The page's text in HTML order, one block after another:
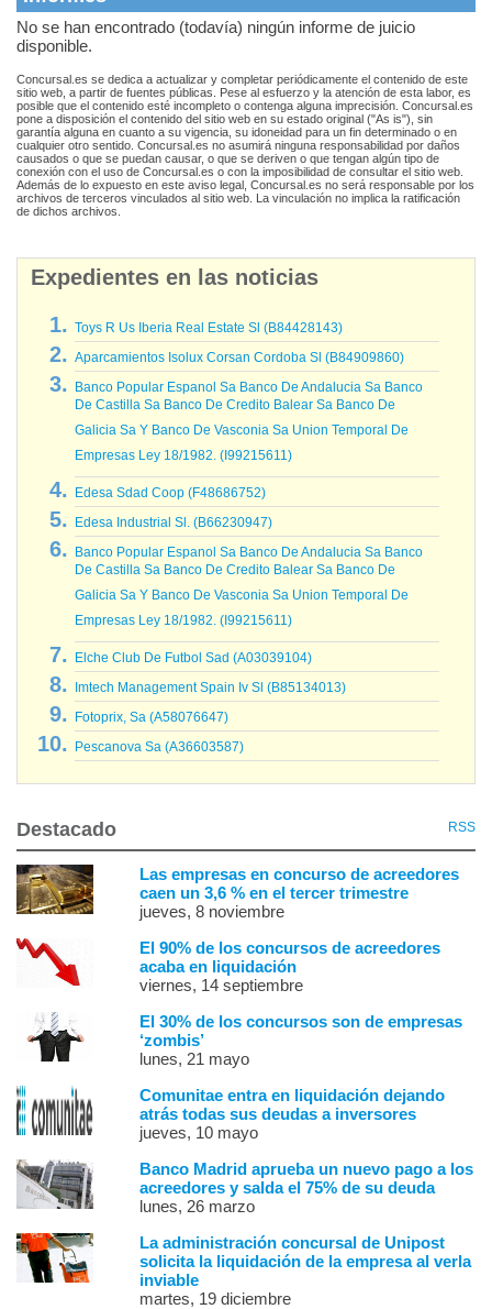
No se han encontrado (todavía) ningún informe de juicio
disponible.
Concursal.es se dedica a actualizar y completar periódicamente el contenido de este
sitio web, a partir de fuentes públicas. Pese al esfuerzo y la atención de esta labor, es
posible que el contenido esté incompleto o contenga alguna imprecisión. Concursal.es
pone a disposición el contenido del sitio web en su estado original ("As is"), sin
garantía alguna en cuanto a su vigencia, su idoneidad para un fin determinado o en
cualquier otro sentido. Concursal.es no asumirá ninguna responsabilidad por daños
causados o que se puedan causar, o que se deriven o que tengan algún tipo de
conexión con el uso de Concursal.es o con la imposibilidad de consultar el sitio web.
Además de lo expuesto en este aviso legal, Concursal.es no será responsable por los
archivos de terceros vinculados al sitio web. La vinculación no implica la ratificación
de dichos archivos.
Expedientes en las noticias
Toys R Us Iberia Real Estate Sl (B84428143)
Aparcamientos Isolux Corsan Cordoba Sl (B84909860)
Banco Popular Espanol Sa Banco De Andalucia Sa Banco
De Castilla Sa Banco De Credito Balear Sa Banco De
Galicia Sa Y Banco De Vasconia Sa Union Temporal De
Empresas Ley 18/1982. (I99215611)
Edesa Sdad Coop (F48686752)
Edesa Industrial Sl. (B66230947)
Banco Popular Espanol Sa Banco De Andalucia Sa Banco
De Castilla Sa Banco De Credito Balear Sa Banco De
Galicia Sa Y Banco De Vasconia Sa Union Temporal De
Empresas Ley 18/1982. (I99215611)
Elche Club De Futbol Sad (A03039104)
Imtech Management Spain Iv Sl (B85134013)
Fotoprix, Sa (A58076647)
Pescanova Sa (A36603587)
Destacado RSS
Las empresas en concurso de acreedores
caen un 3,6 % en el tercer trimestre
jueves, 8 noviembre
El 90% de los concursos de acreedores
acaba en liquidación
viernes, 14 septiembre
El 30% de los concursos son de empresas
‘zombis’
lunes, 21 mayo
Comunitae entra en liquidación dejando
atrás todas sus deudas a inversores
jueves, 10 mayo
Banco Madrid aprueba un nuevo pago a los
acreedores y salda el 75% de su deuda
lunes, 26 marzo
La administración concursal de Unipost
solicita la liquidación de la empresa al verla
inviable
martes, 19 diciembre